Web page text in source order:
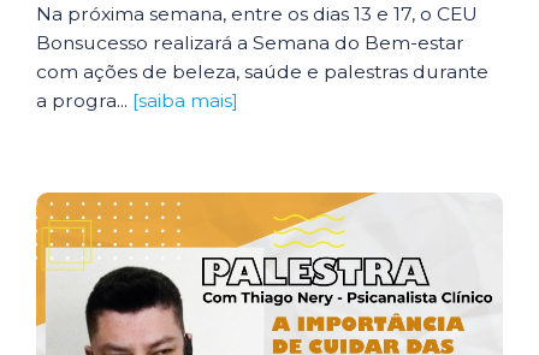
Na próxima semana, entre os dias 13 e 17, o CEU
Bonsucesso realizará a Semana do Bem-estar
com ações de beleza, saúde e palestras durante
a progra... [saiba mais]